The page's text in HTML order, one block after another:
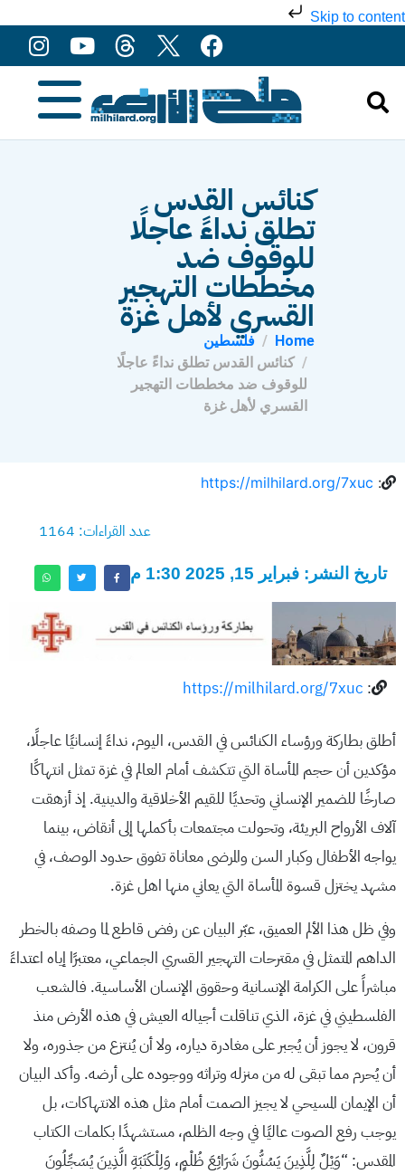
Skip to content
كنائس القدس
تطلق نداءً عاجلًا
للوقوف ضد
مخططات التهجير
القسري لأهل غزة
Home
فلسطين
كنائس القدس تطلق نداءً عاجلًا
للوقوف ضد مخططات التهجير
القسري لأهل غزة
:
https://milhilard.org/7xuc
عدد القراءات: 1164
تاريخ النشر: فبراير 15, 2025 1:30 م
:
https://milhilard.org/7xuc
أطلق بطاركة ورؤساء الكنائس في القدس، اليوم، نداءً إنسانيًا عاجلًا،
مؤكدين أن حجم المأساة التي تتكشف أمام العالم في غزة تمثل انتهاكًا
صارخًا للضمير الإنساني وتحديًا للقيم الأخلاقية والدينية. إذ أزهقت
آلاف الأرواح البريئة، وتحولت مجتمعات بأكملها إلى أنقاض، بينما
يواجه الأطفال وكبار السن والمرضى معاناة تفوق حدود الوصف، في
مشهد يختزل قسوة المأساة التي يعاني منها اهل غزة.
وفي ظل هذا الألم العميق، عبّر البيان عن رفض قاطع لما وصفه بالخطر
الداهم المتمثل في مقترحات التهجير القسري الجماعي، معتبرًا إياه اعتداءً
مباشراً على الكرامة الإنسانية وحقوق الإنسان الأساسية. فالشعب
الفلسطيني في غزة، الذي تناقلت أجياله العيش في هذه الأرض منذ
قرون، لا يجوز أن يُجبر على مغادرة دياره، ولا أن يُنتزع من جذوره، ولا
أن يُحرم مما تبقى له من منزله وتراثه ووجوده على أرضه. وأكد البيان
أن الإيمان المسيحي لا يجيز الصمت أمام مثل هذه الانتهاكات، بل
يوجب رفع الصوت عاليًا في وجه الظلم، مستشهدًا بكلمات الكتاب
المقدس: “وَيْلٌ لِلَّذِينَ يَسُنُّونَ شَرَائِعَ ظُلْمٍ، وَلِلْكَتَبَةِ الَّذِينَ يُسَجِّلُونَ